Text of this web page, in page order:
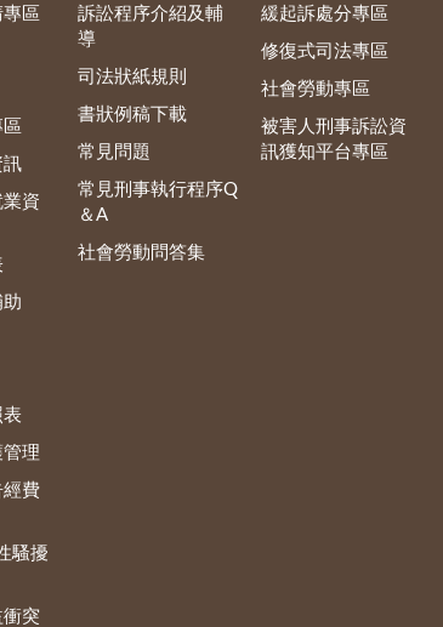
區
訊
資
表
理
經費
騷擾
衝突
訴訟程序介紹及輔
導
司法狀紙規則
書狀例稿下載
常見問題
常見刑事執行程序Q
＆A
社會勞動問答集
緩起訴處分專區
修復式司法專區
社會勞動專區
被害人刑事訴訟資
訊獲知平台專區